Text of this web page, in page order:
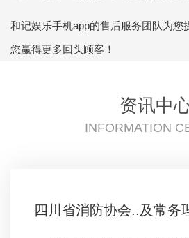
和记娱乐手机app的售后服务团队为您
您赢得更多回头顾客！
资讯中
INFORMATION